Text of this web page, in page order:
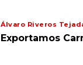
Álvaro Riveros
Exportamos